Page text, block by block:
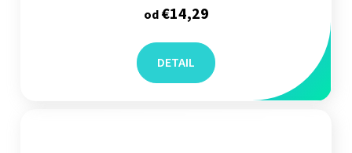
od€14,29
DETAIL